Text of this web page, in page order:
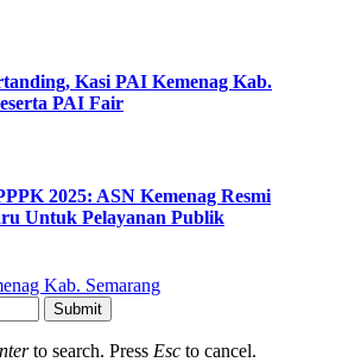
Kasi PAI Kemenag Kab.
PAI Fair
2025: ASN Kemenag Resmi
Untuk Pelayanan Publik
Kab. Semarang
Submit
to search. Press Esc to cancel.